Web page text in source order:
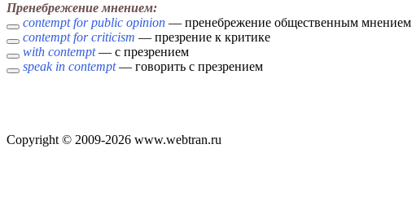
Пренебрежение мнением:
contempt for public opinion — пренебрежение общественным мнением
contempt for criticism — презрение к критике
with contempt— с презрением
speak in contempt— говорить с презрением
Copyright © 2009-2026 www.webtran.ru